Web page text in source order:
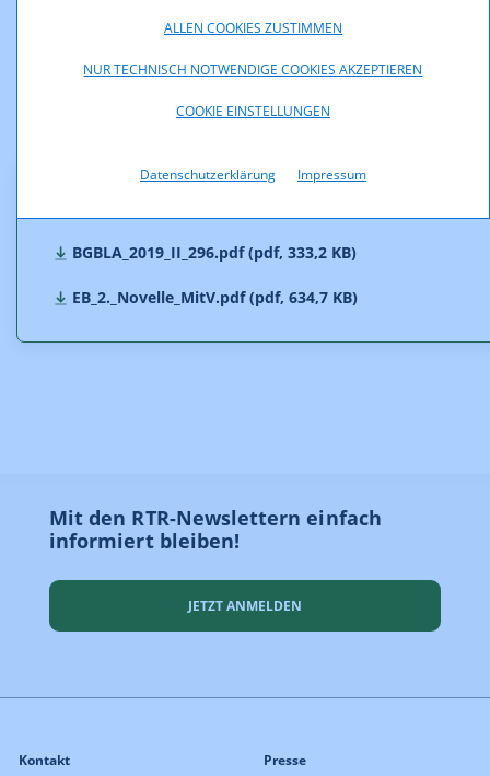
ALLEN COOKIES ZUSTIMMEN
NUR TECHNISCH NOTWENDIGE COOKIES AKZEPTIEREN
COOKIE EINSTELLUNGEN
Datenschutzerklärung Impressum
ebenso sind die zur Veröffentlichung
Die Novelle und die erläuternden Bemerkungen stehen
nachfolgend zum Download bereit.
BGBLA_2019_II_296.pdf (pdf, 333,2 KB)
EB_2._Novelle_MitV.pdf (pdf, 634,7 KB)
Mit den RTR-Newslettern einfach
informiert bleiben!
JETZT ANMELDEN
Kontakt Presse